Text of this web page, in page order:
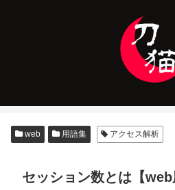
web 用語集 アクセス解析
セッション数とは【web